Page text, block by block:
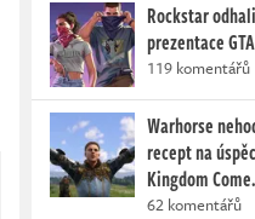
Rockstar
prezentace
119 komentářů
Warhorse
recept na
Kingdom
62 komentářů